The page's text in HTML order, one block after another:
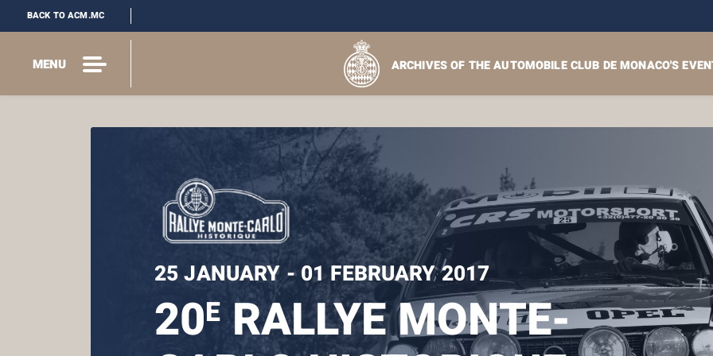
BACK TO ACM.MC
MENU ARCHIVES OF THE AUTOMOBILE CLUB DE MONACO'S
25 JANUARY - 01 FEBRUARY 2017
20ERALLYE MONTE-